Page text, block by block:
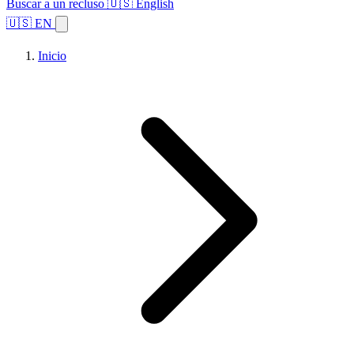
Buscar a un recluso 🇺🇸 English
🇺🇸 EN
Inicio